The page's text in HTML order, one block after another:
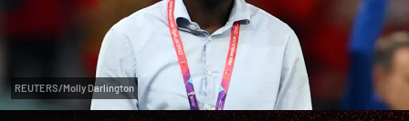
REUTERS/Molly Darlington